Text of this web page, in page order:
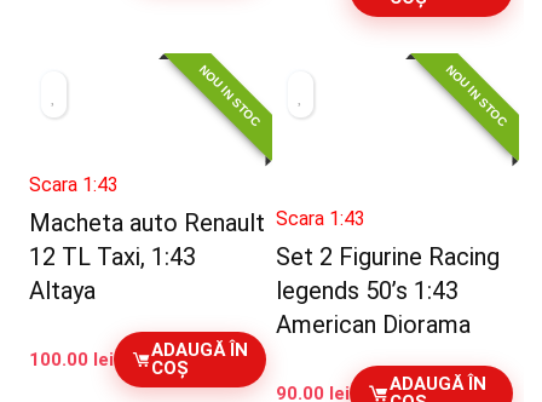
NOU IN STOC
Scara 1:43
Macheta auto Renault
12 TL Taxi, 1:43
Altaya
100.00 lei
ADAUGĂ ÎN
COȘ
NOU IN STOC
Scara 1:43
Set 2 Figurine Racing
legends 50’s 1:43
American Diorama
90.00 lei
ADAUGĂ ÎN